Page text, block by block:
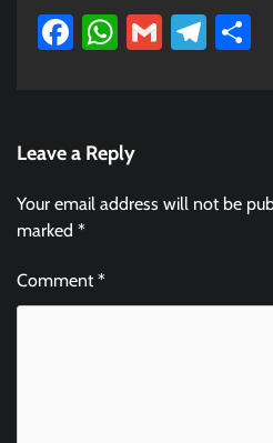
Facebook
WhatsApp
Gmail
Leave a Reply
Your email address will not be
marked *
Comment*